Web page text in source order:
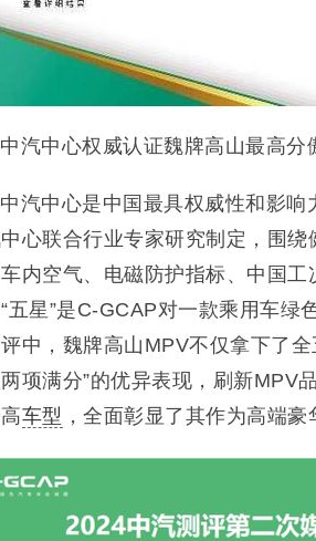
中汽中心权威认证魏牌高山最高分
中汽中心是中国最具权威性和影
心联合行业专家研究制定，围
内空气、电磁防护指标、中国
五星”是C-GCAP对一款乘用车
中，魏牌高山MPV不仅拿下了
项满分”的优异表现，刷新MPV
车型 ，全面彰显了其作为高端